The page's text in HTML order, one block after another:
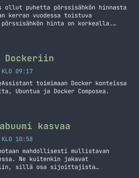
ollut puhetta pörssisähkön hinnasta
kerran vuodessa toistuva
hinta on korkealla.
tästä aiheesta.
Dockeriin
09:17
toimimaan Docker konteissa
Ubuntua ja Docker Composea.
kasvaa
KLO 10:58
mahdollisesti mullistavan
Ne kuitenkin jakavat
sillä osa sijoittajista
hyvin kriittisesti, ja uskoo